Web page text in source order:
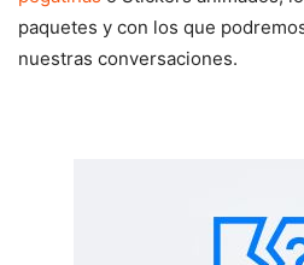
paquetes y con los que
nuestras conversaciones.